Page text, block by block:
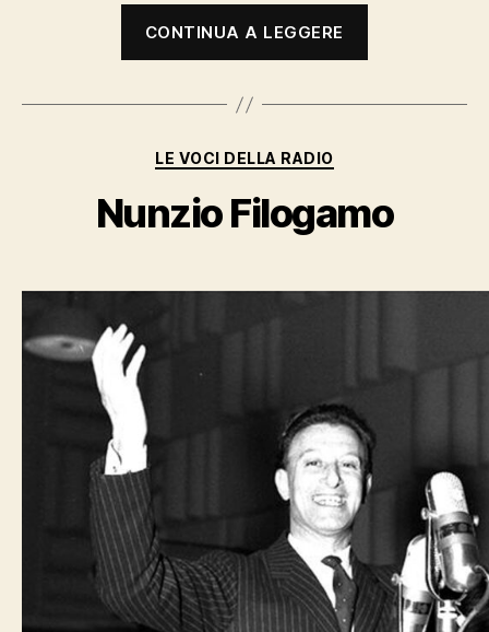
CONTINUA A LEGGERE
Categorie
LE VOCI DELLA RADIO
Nunzio Filogamo